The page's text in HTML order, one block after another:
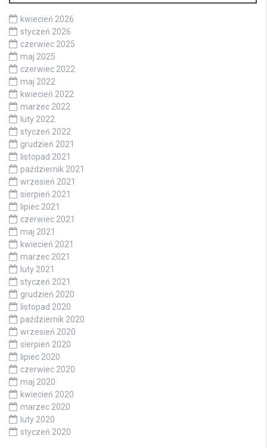
kwiecień 2026
styczeń 2026
czerwiec 2025
maj 2025
czerwiec 2022
maj 2022
kwiecień 2022
marzec 2022
luty 2022
styczeń 2022
grudzień 2021
listopad 2021
październik 2021
wrzesień 2021
sierpień 2021
lipiec 2021
czerwiec 2021
maj 2021
kwiecień 2021
marzec 2021
luty 2021
styczeń 2021
grudzień 2020
listopad 2020
październik 2020
wrzesień 2020
sierpień 2020
lipiec 2020
czerwiec 2020
maj 2020
kwiecień 2020
marzec 2020
luty 2020
styczeń 2020